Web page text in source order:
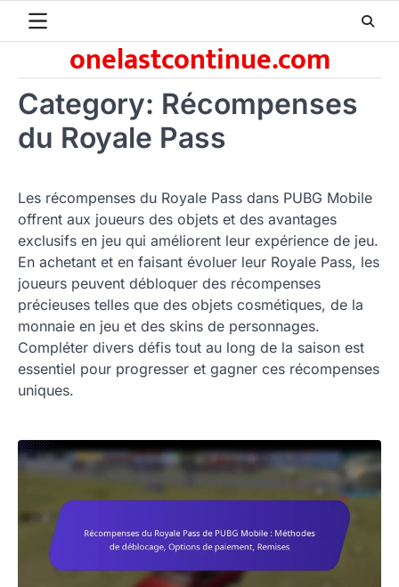
onelastcontinue.com
Category: Récompenses
du Royale Pass
Les récompenses du Royale Pass dans PUBG Mobile
offrent aux joueurs des objets et des avantages
exclusifs en jeu qui améliorent leur expérience de jeu.
En achetant et en faisant évoluer leur Royale Pass, les
joueurs peuvent débloquer des récompenses
précieuses telles que des objets cosmétiques, de la
monnaie en jeu et des skins de personnages.
Compléter divers défis tout au long de la saison est
essentiel pour progresser et gagner ces récompenses
uniques.